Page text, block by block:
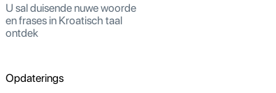
U sal duisende nuwe woorde
en frases in Kroatisch taal
ontdek
Opdaterings